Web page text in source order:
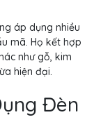
áp dụng nhiều
mã. Họ kết hợp
như gỗ, kim
hiện đại.
Đèn